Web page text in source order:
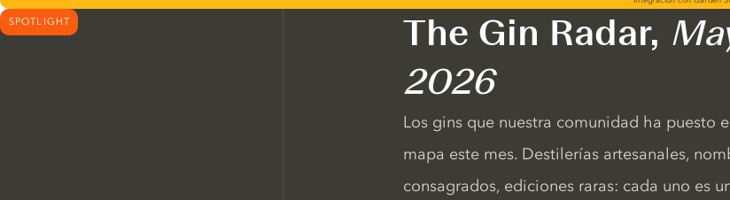
SPOTLIGHT The Gin Radar,
2026
Los gins que nuestra comunidad ha puesto
mapa este mes. Destilerías artesanales,
consagrados, ediciones raras: cada uno es